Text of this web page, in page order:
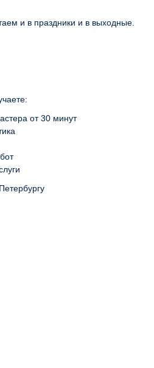
и в праздники и в выходные.
от 30 минут